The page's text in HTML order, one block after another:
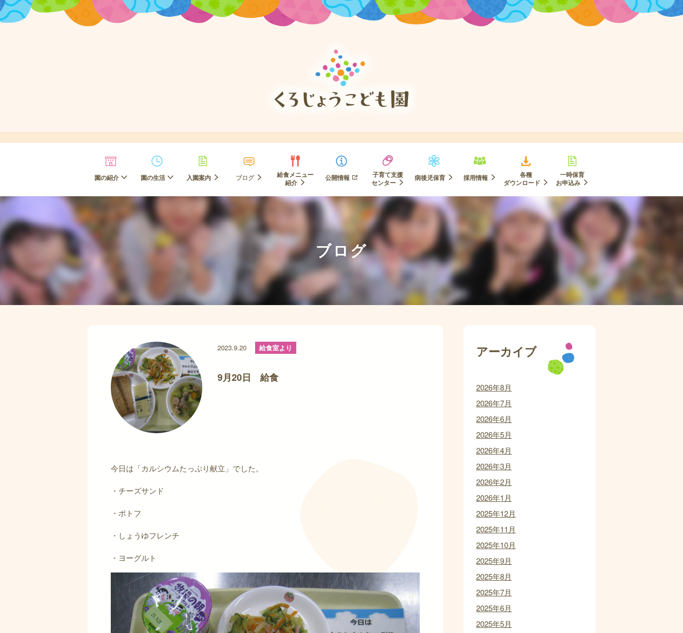
園の紹介 園の生活 入園案内 ブログ
給食メニュー
紹介
公開情報
子育て支援
センター
病後児保育 採用情報
各種
ダウンロード
一時保育
お申込み
ブログ
2023.9.20 給食室より
9月20日 給食
今日は「カルシウムたっぷり献立」でした。
・チーズサンド
・ポトフ
・しょうゆフレンチ
・ヨーグルト
アーカイブ
2026年8月
2026年7月
2026年6月
2026年5月
2026年4月
2026年3月
2026年2月
2026年1月
2025年12月
2025年11月
2025年10月
2025年9月
2025年8月
2025年7月
2025年6月
2025年5月